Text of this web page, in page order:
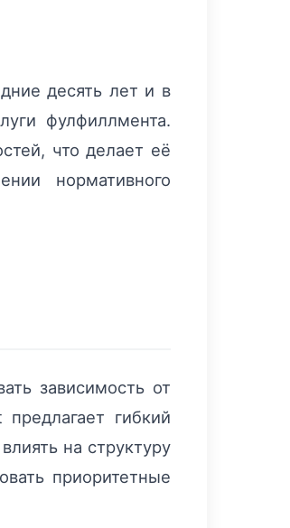
десять лет и в
фулфиллмента.
что делает её
нормативного
зависимость от
гибкий
на структуру
приоритетные